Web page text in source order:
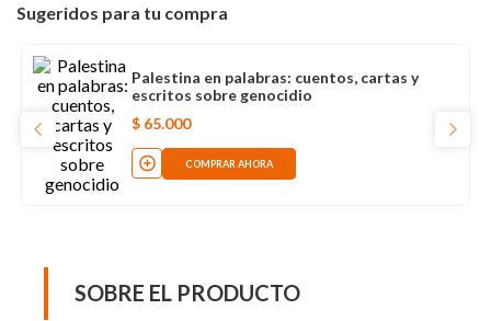
Sugeridos para tu compra
Palestina en palabras: cuentos, cartas y
escritos sobre genocidio
$ 65.000
COMPRAR AHORA
SOBRE EL PRODUCTO